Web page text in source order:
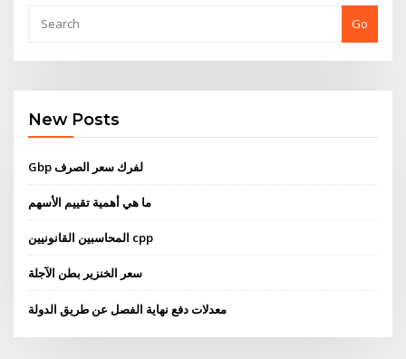
Go
New Posts
Gbp لفرك سعر الصرف
ما هي أهمية تقييم الأسهم
المحاسبين القانونيين cpp
سعر الخنزير بطن الآجلة
معدلات دفع نهاية الفصل عن طريق الدولة